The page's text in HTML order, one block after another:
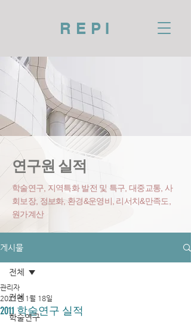
REPI
연구원 실적
학술연구, 지역특화 발전 및 특구, 대중교통, 사
회보장, 정보화, 환경&운영비 , 리서치&만족도,
원가계산
게시물
전체
학술연구
전체
2011 학술연구 실적
관리자
2021년 1월 18일